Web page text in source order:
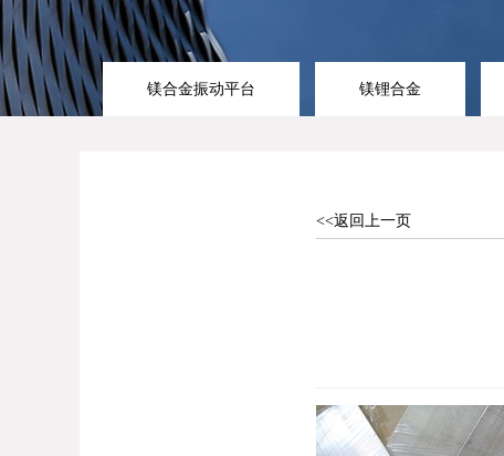
镁合金振动平台 镁锂合金
<<返回上一页